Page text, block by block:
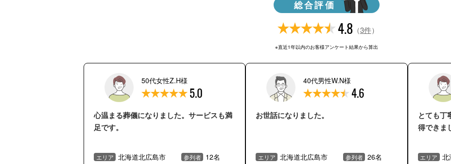
総合評価
4.8（3件）
※直近1年以内のお客様アンケート結果から算出
50代女性Z.H様
5.0
心温まる葬儀になりました。サービスも満
足です。
エリア 北海道北広島市 参列者 12名
40代男性W.N様
4.6
お世話になりました。
エリア 北海道北広島市 参列者 26名
とても丁
得できま
エリア 北